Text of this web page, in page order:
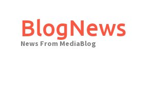
contentBlogNews
News From MediaBlog